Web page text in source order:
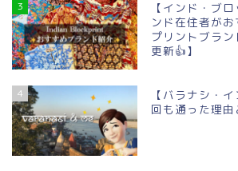
3
【インド・ブ
ンド在住者が
プリントブラ
更新👍】
4
【バラナシ・
回も通った理由